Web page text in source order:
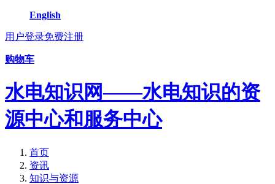
English
用户登录免费注册
购物车
水电知识网——水电知识的资
源中心和服务中心
首页
资讯
知识与资源